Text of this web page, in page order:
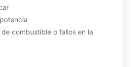
combustible o fallos en la